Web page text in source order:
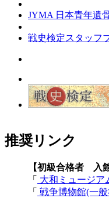
JYMA 日本青年遺
戦史検定スタッフ
推奨リンク
【初級合格者 入
「
大和ミュージア
「 戦争博物館(一